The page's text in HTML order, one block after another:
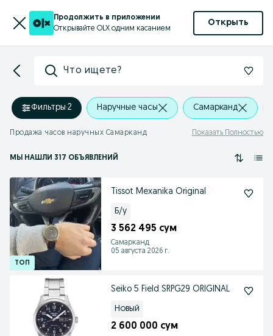
Продолжить в приложении
Открывайте OLX одним касанием
Открыть
Что ищете?
Фильтры·2 Наручные часы Самарканд
Продажа часов наручных Самарканд Показать Полностью
МЫ НАШЛИ 317 ОБЪЯВЛЕНИЙ
Tissot Mexanika Original
Б/у
3 562 495 сум
Самарканд
05 августа 2026 г.
Seiko 5 Field SRPG29 ORIGINAL
Новый
2 600 000 сум